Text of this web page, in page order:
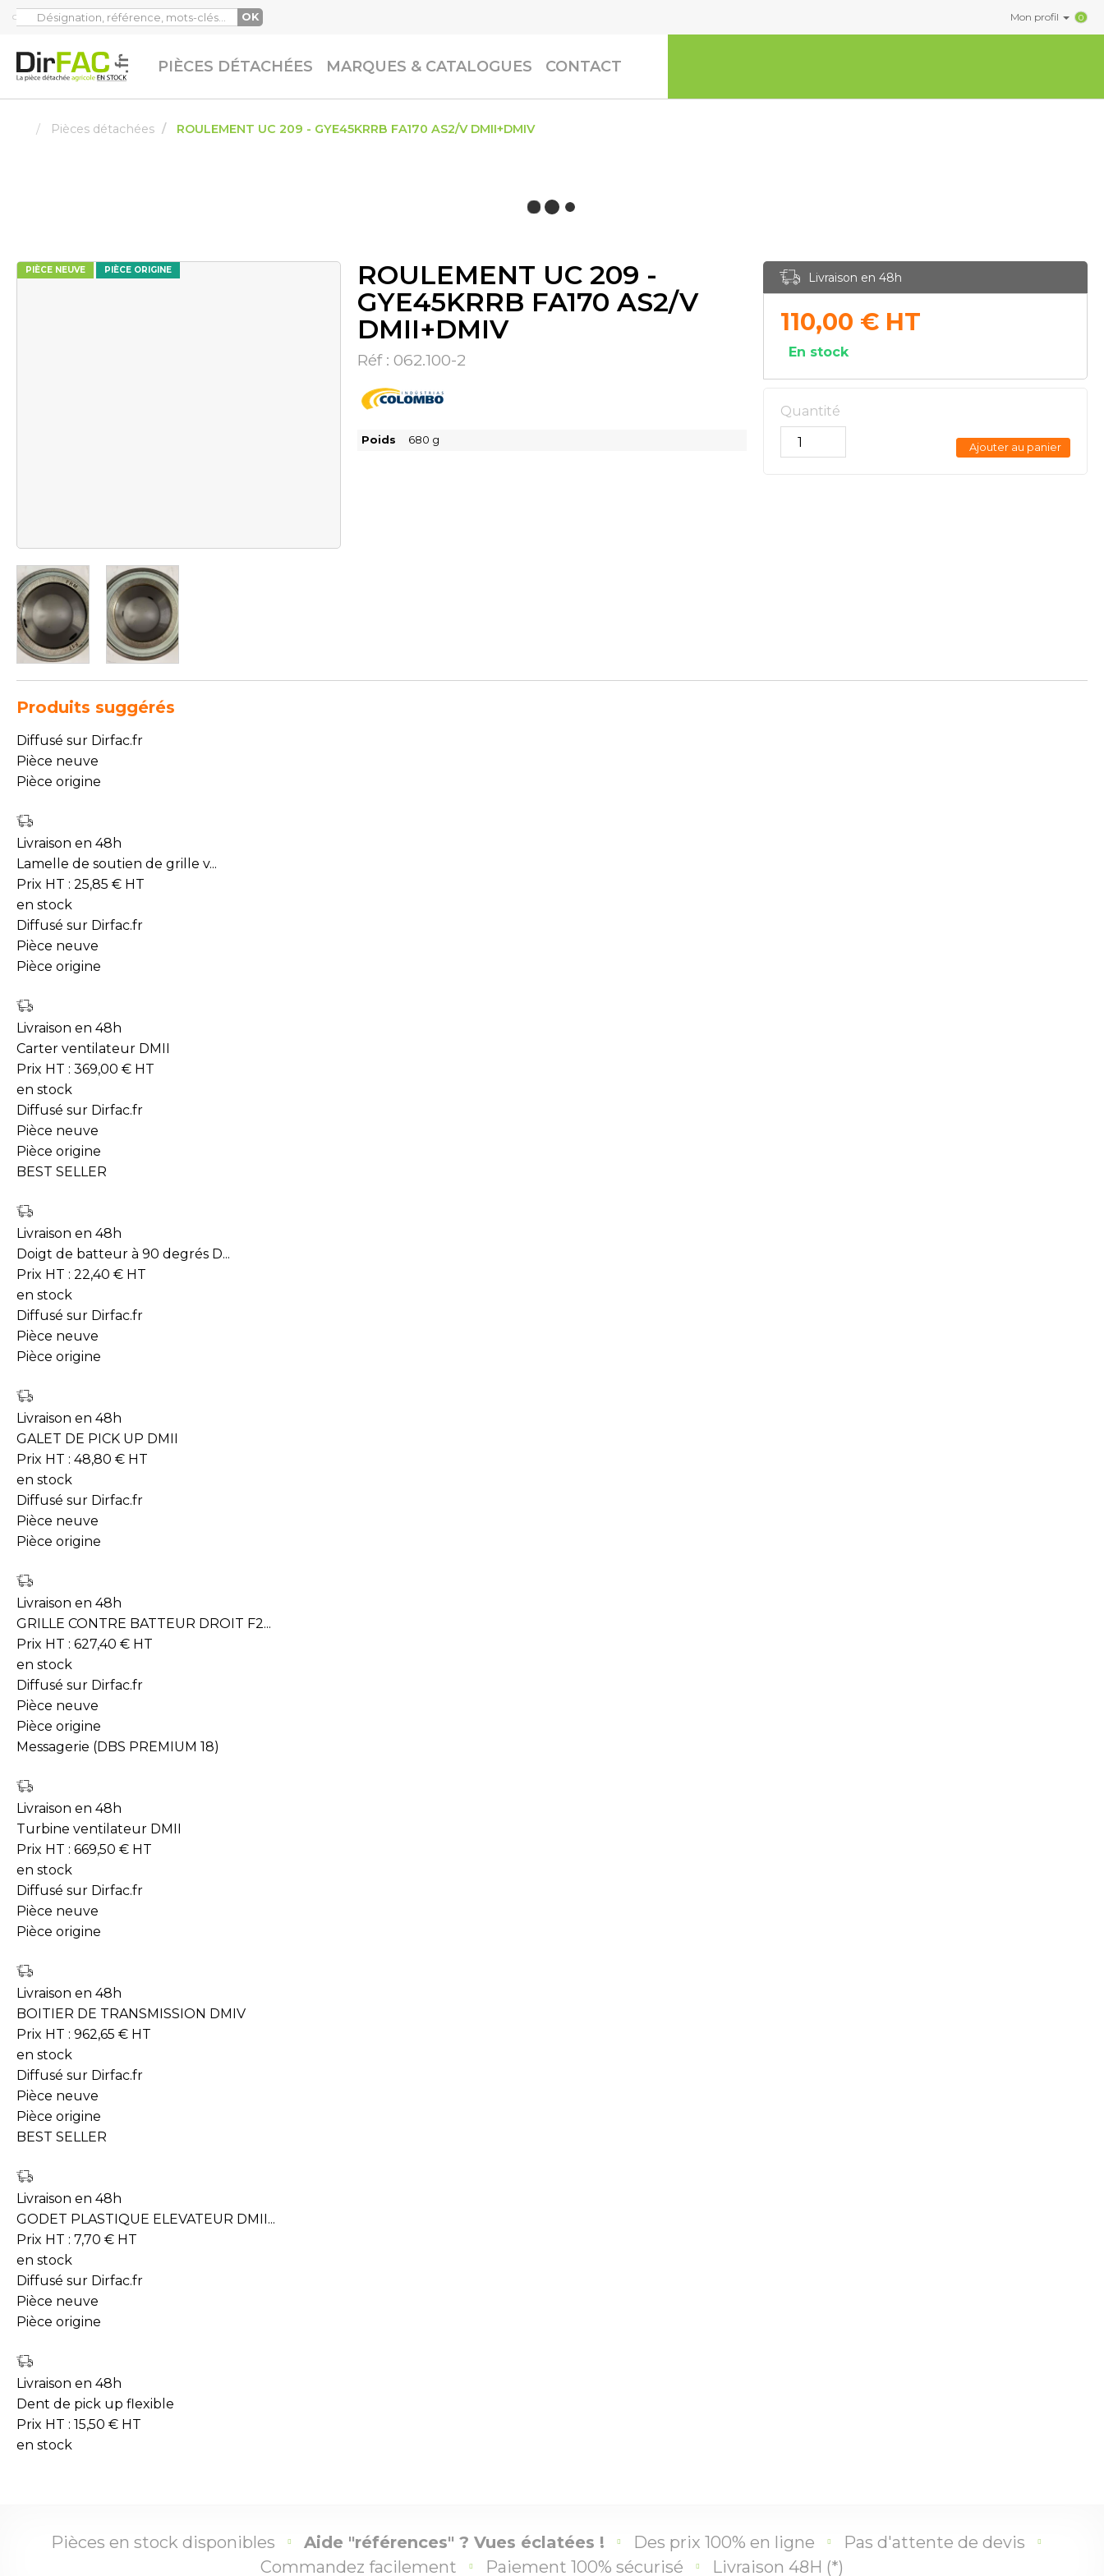
OK Mon profil 0
PIÈCES DÉTACHÉES MARQUES & CATALOGUES CONTACT
Pièces détachées ROULEMENT UC 209 - GYE45KRRB FA170 AS2/V DMII+DMIV
PIÈCE NEUVE PIÈCE ORIGINE
ROULEMENT UC 209 -
GYE45KRRB FA170 AS2/V
DMII+DMIV
Réf : 062.100-2
Poids 680 g
Livraison en 48h
110,00 € HT
En stock
Quantité
Ajouter au panier
Produits suggérés
Diffusé sur Dirfac.fr
Pièce neuve
Pièce origine
Livraison en 48h
Lamelle de soutien de grille v...
Prix HT : 25,85 € HT
en stock
Diffusé sur Dirfac.fr
Pièce neuve
Pièce origine
Livraison en 48h
Carter ventilateur DMII
Prix HT : 369,00 € HT
en stock
Diffusé sur Dirfac.fr
Pièce neuve
Pièce origine
BEST SELLER
Livraison en 48h
Doigt de batteur à 90 degrés D...
Prix HT : 22,40 € HT
en stock
Diffusé sur Dirfac.fr
Pièce neuve
Pièce origine
Livraison en 48h
GALET DE PICK UP DMII
Prix HT : 48,80 € HT
en stock
Diffusé sur Dirfac.fr
Pièce neuve
Pièce origine
Livraison en 48h
GRILLE CONTRE BATTEUR DROIT F2...
Prix HT : 627,40 € HT
en stock
Diffusé sur Dirfac.fr
Pièce neuve
Pièce origine
Messagerie (DBS PREMIUM 18)
Livraison en 48h
Turbine ventilateur DMII
Prix HT : 669,50 € HT
en stock
Diffusé sur Dirfac.fr
Pièce neuve
Pièce origine
Livraison en 48h
BOITIER DE TRANSMISSION DMIV
Prix HT : 962,65 € HT
en stock
Diffusé sur Dirfac.fr
Pièce neuve
Pièce origine
BEST SELLER
Livraison en 48h
GODET PLASTIQUE ELEVATEUR DMII...
Prix HT : 7,70 € HT
en stock
Diffusé sur Dirfac.fr
Pièce neuve
Pièce origine
Livraison en 48h
Dent de pick up flexible
Prix HT : 15,50 € HT
en stock
Pièces en stock disponibles Aide "références" ? Vues éclatées ! Des prix 100% en ligne
Pas d'attente de devis
Commandez facilement
Paiement 100% sécurisé Livraison 48H (*)